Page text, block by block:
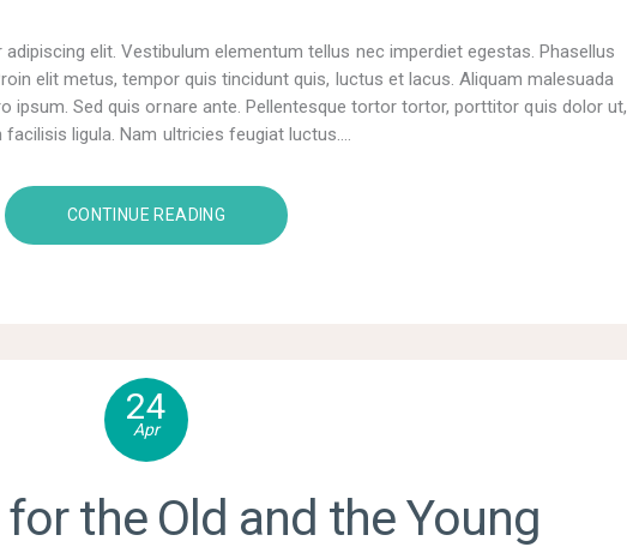
elit. Vestibulum elementum tellus nec imperdiet egestas. Phasellus
elit metus, tempor quis tincidunt quis, luctus et lacus. Aliquam malesuada
ipsum. Sed quis ornare ante. Pellentesque tortor tortor, porttitor quis dolor ut,
facilisis ligula. Nam ultricies feugiat luctus.…
CONTINUE READING
24
Apr
the Old and the Young